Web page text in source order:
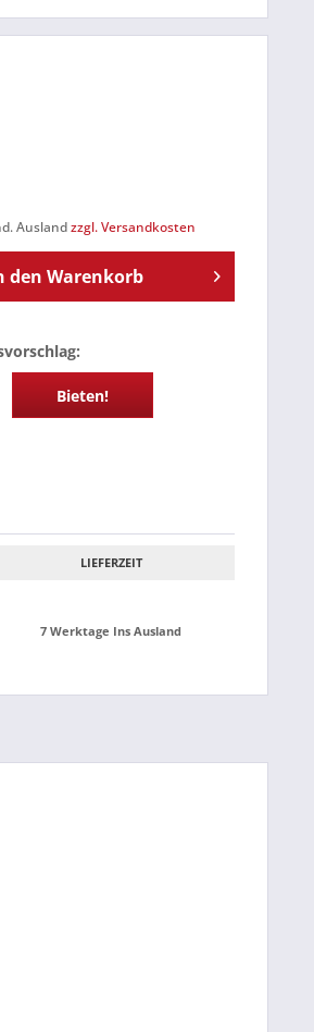
Auslandzzgl. Versandkosten
den Warenkorb
Bieten!
LIEFERZEIT
7 Werktage Ins Ausland